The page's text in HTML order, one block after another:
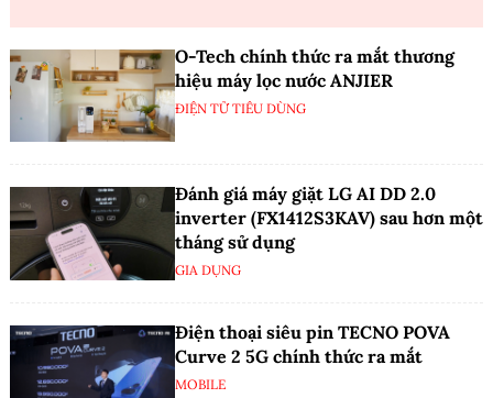
O-Tech chính thức ra mắt thương
hiệu máy lọc nước ANJIER
ĐIỆN TỬ TIÊU DÙNG
Đánh giá máy giặt LG AI DD 2.0
inverter (FX1412S3KAV) sau hơn một
tháng sử dụng
GIA DỤNG
Điện thoại siêu pin TECNO POVA
Curve 2 5G chính thức ra mắt
MOBILE